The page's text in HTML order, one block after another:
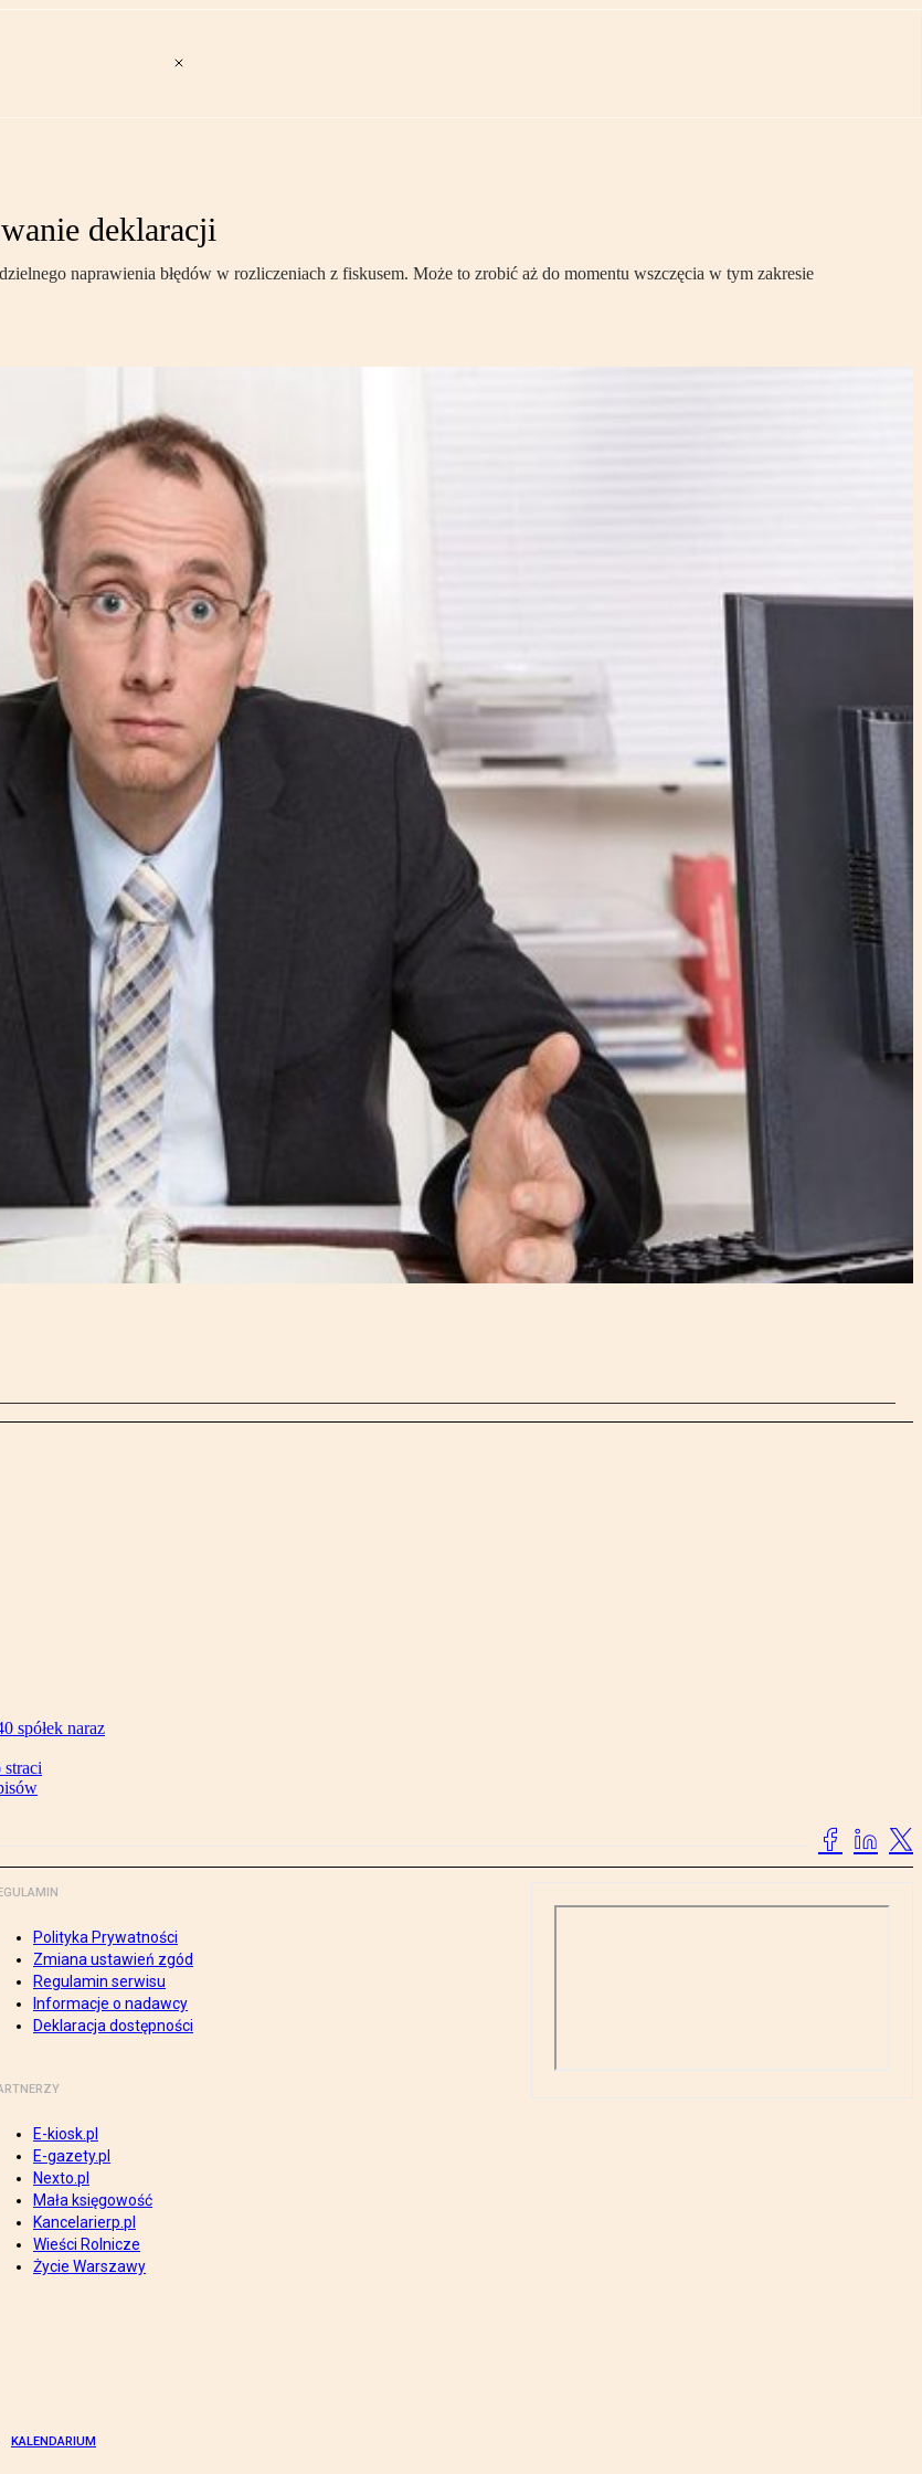
deklaracji
naprawienia błędów w rozliczeniach z fiskusem. Może to zrobić aż do momentu wszczęcia w tym zakresie
spółek naraz
Polityka Prywatności
Zmiana ustawień zgód
Regulamin serwisu
Informacje o nadawcy
Deklaracja dostępności
E-kiosk.pl
E-gazety.pl
Nexto.pl
Mała księgowość
Kancelarierp.pl
Wieści Rolnicze
Życie Warszawy
KALENDARIUM